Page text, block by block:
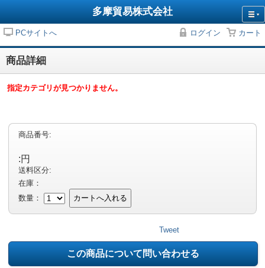
多摩貿易株式会社
PCサイトへ ログイン カート
商品詳細
指定カテゴリが見つかりません。
商品番号:
:円
送料区分:
在庫：
数量：
カートへ入れる
Tweet
この商品について問い合わせる